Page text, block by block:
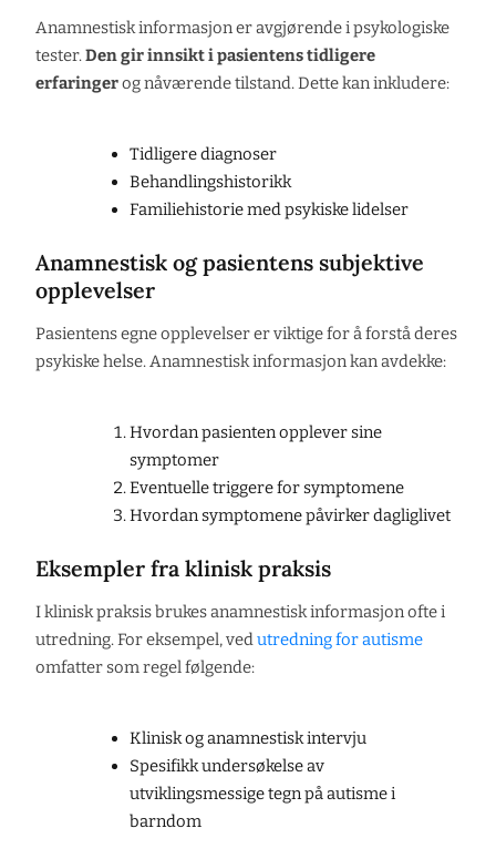
Anamnestisk informasjon er avgjørende i psykologiske
tester.Den gir innsikt i pasientens tidligere
erfaringerog nåværende tilstand. Dette kan inkludere:
Tidligere diagnoser
Behandlingshistorikk
Familiehistorie med psykiske lidelser
Anamnestisk og pasientens subjektive
opplevelser
Pasientens egne opplevelser er viktige for å forstå deres
psykiske helse. Anamnestisk informasjon kan avdekke:
Hvordan pasienten opplever sine
symptomer
Eventuelle triggere for symptomene
Hvordan symptomene påvirker dagliglivet
Eksempler fra klinisk praksis
I klinisk praksis brukes anamnestisk informasjon ofte i
utredning. For eksempel, vedutredning for autisme
omfatter som regel følgende:
Klinisk og anamnestisk intervju
Spesifikk undersøkelse av
utviklingsmessige tegn på autisme i
barndom